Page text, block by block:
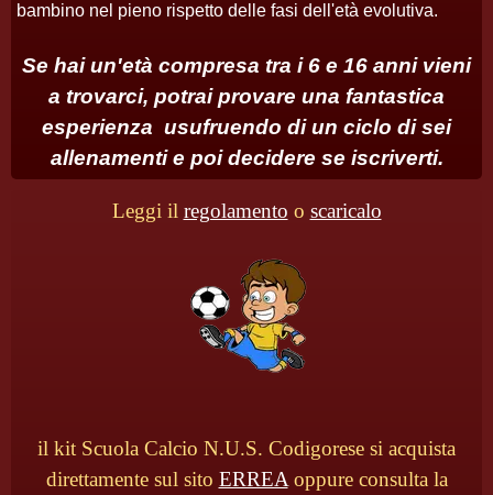
bambino nel pieno rispetto delle fasi dell'età evolutiva.
Se hai un'età compresa tra i 6 e 16 anni vieni
a trovarci, potrai provare una fantastica
esperienza usufruendo di un ciclo di sei
allenamenti e poi decidere se iscriverti.
Leggi il regolamento o scaricalo
il kit Scuola Calcio N.U.S. Codigorese si acquista
direttamente sul sito ERREA oppure consulta la